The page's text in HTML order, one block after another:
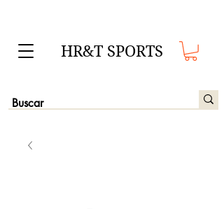
HR&T SPORTS